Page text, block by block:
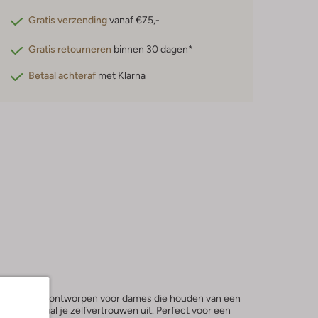
Gratis verzendingvanaf €75,-
Gratis retourneren binnen 30 dagen*
Betaal achteraf met Klarna
speciaal ontworpen voor dames die houden van een
straal je zelfvertrouwen uit. Perfect voor een